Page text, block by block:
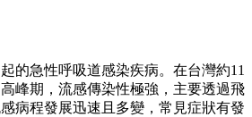
的急性呼吸道感染疾病。在台灣約11
峰期，流感傳染性極強，主要透過飛
病程發展迅速且多變，常見症狀有發